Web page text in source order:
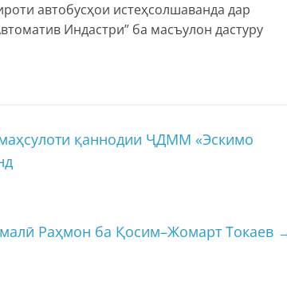
автобусҳои истеҳсолшаванда дар
Индастри” ба масъулон дастуру
қаннодии ҶДММ «Эскимо
Раҳмон ба Қосим–Жомарт Токаев